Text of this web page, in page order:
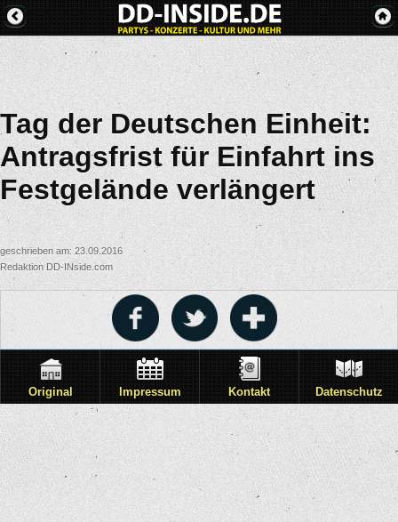
Tag der Deutschen Einheit:
Antragsfrist für Einfahrt ins
Festgelände verlängert
geschrieben am: 23.09.2016
Redaktion DD-INside.com
Original Impressum Kontakt Datenschutz